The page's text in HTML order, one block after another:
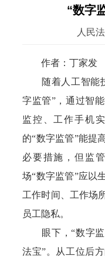
“数字
人民
作者：丁家发
随着人工智能技
字监管”，通过智
监控、工作手机
的“数字监管”能提
必要措施，但监
场“数字监管”应以
工作时间、工作场
员工隐私。
眼下，“数字监
法宝”。从工位后